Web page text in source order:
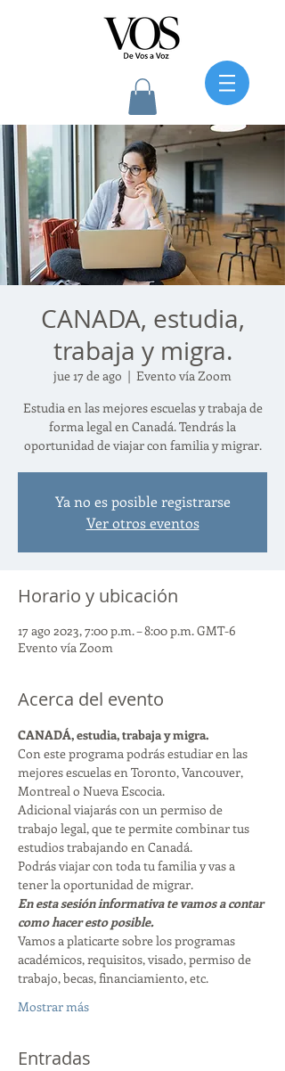
CANADA, estudia,
trabaja y migra.
jue 17 de ago
  |
Evento vía Zoom
Estudia en las mejores escuelas y trabaja de
forma legal en Canadá. Tendrás la
oportunidad de viajar con familia y migrar.
Ya no es posible registrarse
Ver otros eventos
Horario y ubicación
17 ago 2023, 7:00 p.m. – 8:00 p.m. GMT-6
Evento vía Zoom
Acerca del evento
CANADÁ, estudia, trabaja y migra.
Con este programa podrás estudiar en las
mejores escuelas en Toronto, Vancouver,
Montreal o Nueva Escocia.
Adicional viajarás con un permiso de
trabajo legal, que te permite combinar tus
estudios trabajando en Canadá.
Podrás viajar con toda tu familia y vas a
tener la oportunidad de migrar.
En esta sesión informativa te vamos a contar
como hacer esto posible.
Vamos a platicarte sobre los programas
académicos, requisitos, visado, permiso de
trabajo, becas, financiamiento, etc.
Mostrar más
Entradas